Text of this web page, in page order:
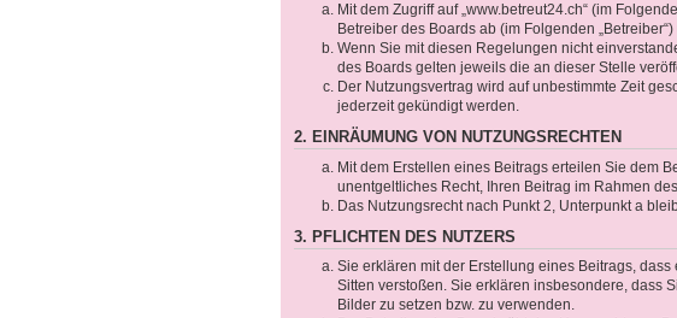
Mit dem Zugriff auf „www.betreut24.ch“ (im
Betreiber des Boards ab (im Folgenden
Wenn Sie mit diesen Regelungen nicht
des Boards gelten jeweils die an dieser Stelle
Der Nutzungsvertrag wird auf unbestimmte Zeit
jederzeit gekündigt werden.
2. EINRÄUMUNG VON NUTZUNGSRECHTEN
Mit dem Erstellen eines Beitrags erteilen Sie dem
unentgeltliches Recht, Ihren Beitrag im Rahmen
Das Nutzungsrecht nach Punkt 2, Unterpunkt a
3. PFLICHTEN DES NUTZERS
Sie erklären mit der Erstellung eines Beitrags,
Sitten verstoßen. Sie erklären insbesondere, dass
Bilder zu setzen bzw. zu verwenden.